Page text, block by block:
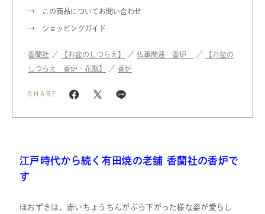
この商品についてお問い合わせ
ショッピングガイド
香蘭社 ／ 【お盆のしつらえ】 ／ 仏事関連 香炉 ／
【お盆の
しつらえ 香炉・花瓶】
／ 香炉
SHARE
江戸時代から続く有田焼の老舗 香蘭社の香炉で
す
ほおずきは、赤いちょうちんがぶら下がった様な姿が愛らし